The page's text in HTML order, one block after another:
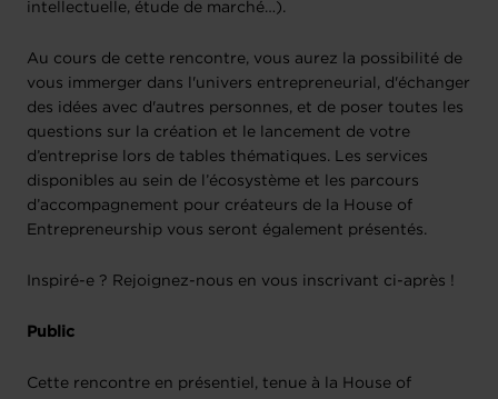
intellectuelle, étude de marché…).
Au cours de cette rencontre, vous aurez la possibilité de
vous immerger dans l'univers entrepreneurial, d'échanger
des idées avec d'autres personnes, et de poser toutes les
questions sur la création et le lancement de votre
d’entreprise lors de tables thématiques. Les services
disponibles au sein de l’écosystème et les parcours
d’accompagnement pour créateurs de la House of
Entrepreneurship vous seront également présentés.
Inspiré-e ? Rejoignez-nous en vous inscrivant ci-après !
Public
Cette rencontre en présentiel, tenue à la House of